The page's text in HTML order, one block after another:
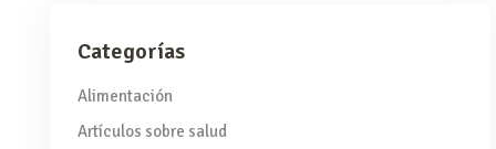
Categorías
Alimentación
Artículos sobre salud